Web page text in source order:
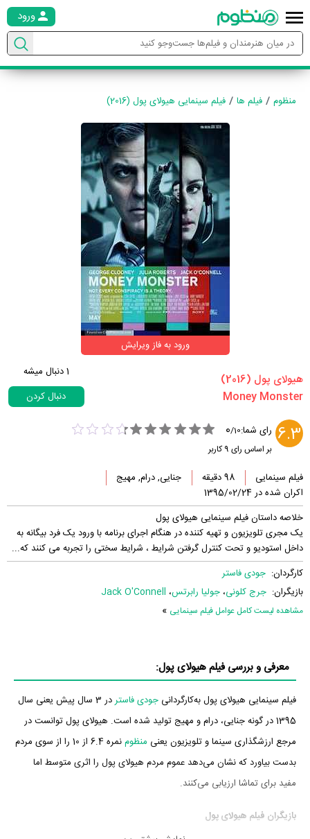
ورود
منظوم فیلم ها فیلم سینمایی هیولای پول (2016)
ورود به فاز ویرایش
‏هیولای پول‏ (2016)
1دنبال میشه
دنبال کردن
6.3 رای شما: 0/10
بر اساس رای 9کاربر
فیلم سینمایی 98 دقیقه
جنایی, درام, مهیج
اکران شده در 1395/02/24
خلاصه داستان فیلم سینمایی هیولای پول
یک مجری تلویزیون و تهیه کننده در هنگام اجرای برنامه با ورود یک فرد بیگانه به
داخل استودیو و تحت کنترل گرفتن شرایط ، شرایط سختی را تجربه می کنند که...
کارگردان: جودی فاستر
بازیگران: جرج کلونی، جولیا رابرتس، Jack O'Connell
مشاهده لیست کامل عوامل فیلم سینمایی »
معرفی و بررسی فیلم هیولای پول:
فیلم سینمایی هیولای پول به‌کارگردانی جودی فاستر
در 3 سال پیش یعنی سال
1395 در گونه جنایی، درام و مهیج تولید شده است. هیولای پول توانست در
مرجع ارزشگذاری سینما و تلویزیون یعنی منظوم
نمره 6.4 از 10 را از سوی مردم
بدست بیاورد که نشان می‌دهد عموم مردم هیولای پول را اثری متوسط اما
مفید برای تماشا ارزیابی می‌کنند.
بازیگران فیلم هیولای پول